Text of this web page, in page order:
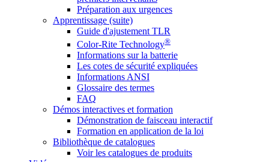
Préparation aux urgences
Apprentissage (suite)
Guide d'ajustement TLR
Color-Rite Technology®
Informations sur la batterie
Les cotes de sécurité expliquées
Informations ANSI
Glossaire des termes
FAQ
Démos interactives et formation
Démonstration de faisceau interactif
Formation en application de la loi
Bibliothèque de catalogues
Voir les catalogues de produits